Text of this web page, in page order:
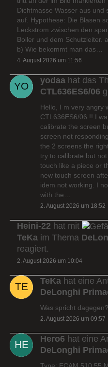
Dichtmasse Wasser aus
auf. Hypothese: Die Blasen
Leckstrom zwischen den
Boiler und dem Schutzleiter.
b) Wie bekommt man das…
4. August 2026 um 11:56
yodaa hat das
CTL636ES6/06
Hello, I m very angry
CTL636ES6/06 !! I
calibrate the screen
screen not
the 2 screens the
try to calibrate but
touch like a piece or
new touch screen
idem not working. I
with the…
2. August 2026 um 18:52
Heini-22 hat mit
TeKa im Thema
reagiert.
2. August 2026 um 10:04
TeKa hat eine
DeLonghi
Was spricht
2. August 2026 um 09:57
Hero6 hat eine
DeLonghi
Type: ECAM